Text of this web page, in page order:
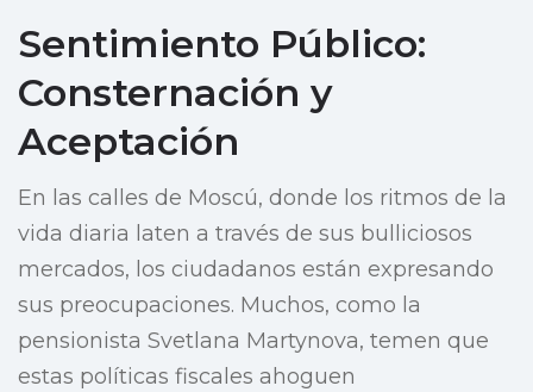
Sentimiento Público:
Consternación y
Aceptación
En las calles de Moscú, donde los ritmos de la
vida diaria laten a través de sus bulliciosos
mercados, los ciudadanos están expresando
sus preocupaciones. Muchos, como la
pensionista Svetlana Martynova, temen que
estas políticas fiscales ahoguen